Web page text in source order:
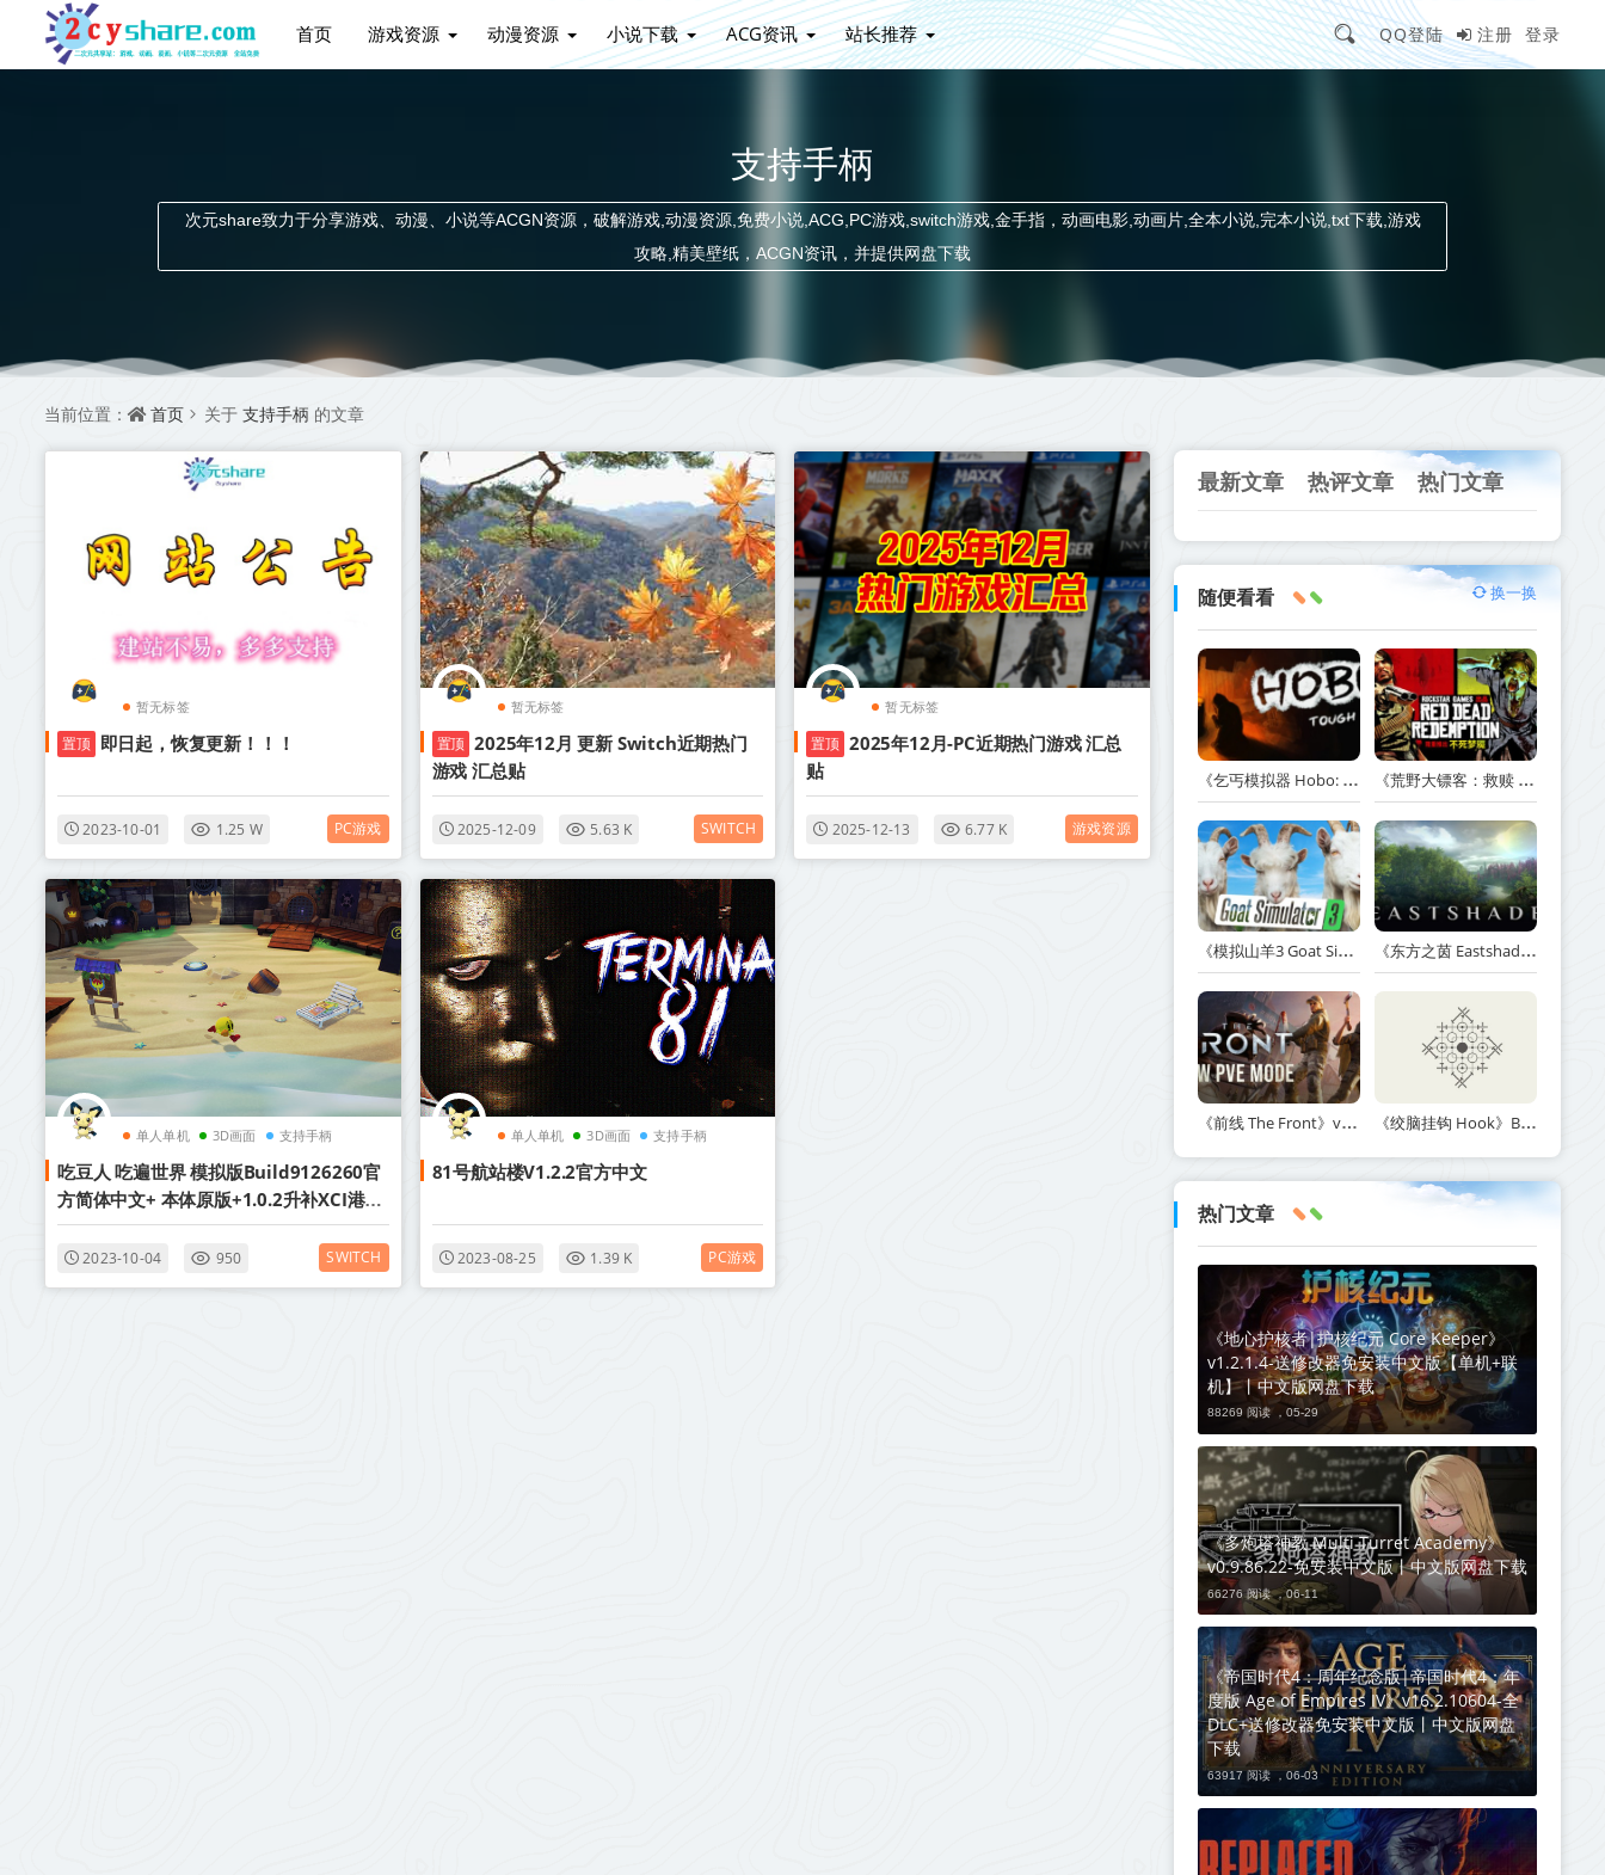
首页 游戏资源 动漫资源 小说下载 ACG资讯 站长推荐 QQ登陆 注册 登录
支持手柄
次元share致力于分享游戏、动漫、小说等ACGN资源，破解游戏,动漫资源,免费小说,ACG,PC游戏,switch游戏,金手指，动画电影,动画片,全本小说,完本小说,txt下载,游戏
攻略,精美壁纸，ACGN资讯，并提供网盘下载
当前位置： 首页 关于 支持手柄 的文章
暂无标签
置顶 即日起，恢复更新！！！
2023-10-01 1.25 W PC游戏
暂无标签
置顶 2025年12月 更新 Switch近期热门
游戏 汇总贴
2025-12-09 5.63 K SWITCH
暂无标签
置顶 2025年12月-PC近期热门游戏 汇总
贴
2025-12-13 6.77 K 游戏资源
单人单机 3D画面 支持手柄
吃豆人 吃遍世界 模拟版Build9126260官
方简体中文+ 本体原版+1.0.2升补XCI港版
中文
2023-10-04 950 SWITCH
单人单机 3D画面 支持手柄
81号航站楼V1.2.2官方中文
2023-08-25 1.39 K PC游戏
最新文章 热评文章 热门文章
随便看看 换一换
《乞丐模拟器 Hobo: Tough Life》v1.20.010-赠原声带+解锁全人物满级通关存档+多项修改器【单机+联机】丨中文版网盘下载 《荒野大镖客：救赎 Red Dead Redemption》v1.0.42.46611-送修改器丨中文版网盘下载
《模拟山羊3 Goat Simulator 3》v1.2.0.2-全DLC+含重制版【单机+联机】【PC/手机双端】丨中文版网盘下载 《东方之茵 Eastshade》Build.20251455-免安装中文版丨中文版网盘下载
《前线 The Front》v1.5.7丨中文版网盘下载 《绞脑挂钩 Hook》Build.21678887-免安装中文版丨中文版网盘下载
热门文章
《地心护核者|护核纪元 Core Keeper》
v1.2.1.4-送修改器免安装中文版【单机+联
机】丨中文版网盘下载
88269 阅读 ， 05-29
《多炮塔神教 Multi Turret Academy》
v0.9.86.22-免安装中文版丨中文版网盘下载
66276 阅读 ，06-11
《帝国时代4：周年纪念版|帝国时代4：年
度版 Age of Empires IV》v16.2.10604-全
DLC+送修改器免安装中文版丨中文版网盘
下载
63917 阅读 ，06-03